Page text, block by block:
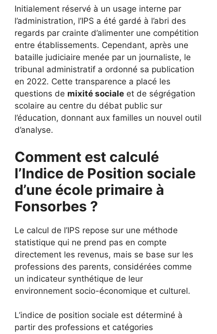
Initialement réservé à un usage interne par
l’administration, l’IPS a été gardé à l’abri des
regards par crainte d’alimenter une compétition
entre établissements. Cependant, après une
bataille judiciaire menée par un journaliste, le
tribunal administratif a ordonné sa publication
en 2022. Cette transparence a placé les
questions de mixité sociale et de ségrégation
scolaire au centre du débat public sur
l’éducation, donnant aux familles un nouvel outil
d’analyse.
Comment est calculé
l’Indice de Position sociale
d’une école primaire à
Fonsorbes ?
Le calcul de l’IPS repose sur une méthode
statistique qui ne prend pas en compte
directement les revenus, mais se base sur les
professions des parents, considérées comme
un indicateur synthétique de leur
environnement socio-économique et culturel.
L’indice de position sociale est déterminé à
partir des professions et catégories